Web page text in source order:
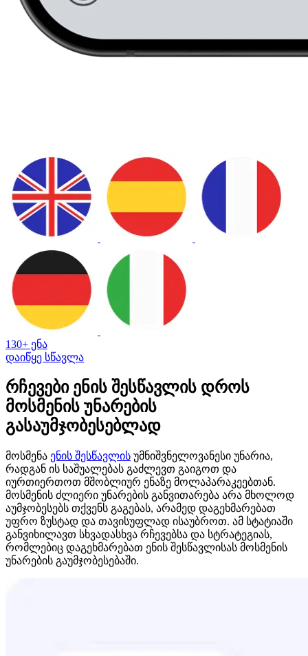
130+ ენა
დაიწყე სწავლა
რჩევები ენის შესწავლის დროს
მოსმენის უნარების
გასაუმჯობესებლად
მოსმენა ენის შესწავლის უმნიშვნელოვანესი უნარია,
რადგან ის საშუალებას გაძლევთ გაიგოთ და
იურთიერთოთ მშობლიურ ენაზე მოლაპარაკეებთან.
მოსმენის ძლიერი უნარების განვითარება არა მხოლოდ
აუმჯობესებს თქვენს გაგებას, არამედ დაგეხმარებათ
უფრო ზუსტად და თავისუფლად ისაუბროთ. ამ სტატიაში
განვიხილავთ სხვადასხვა რჩევებსა და სტრატეგიას,
რომლებიც დაგეხმარებათ ენის შესწავლისას მოსმენის
უნარების გაუმჯობესებაში.